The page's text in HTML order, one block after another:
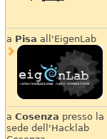
a Pisa all'EigenLab
a Cosenza presso la
sede dell'Hacklab